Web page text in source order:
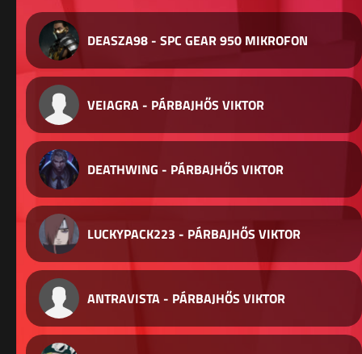
DEASZA98 - SPC GEAR 950 MIKROFON
VEIAGRA - PÁRBAJHŐS VIKTOR
DEATHWING - PÁRBAJHŐS VIKTOR
LUCKYPACK223 - PÁRBAJHŐS VIKTOR
ANTRAVISTA - PÁRBAJHŐS VIKTOR